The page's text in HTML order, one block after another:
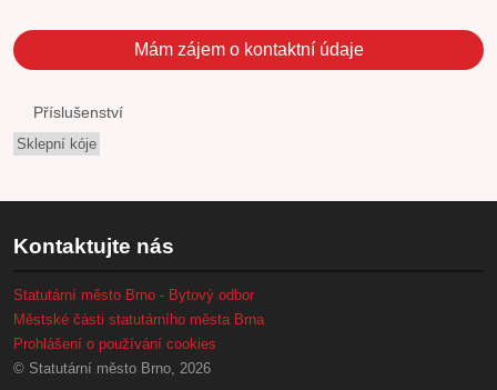
Mám zájem o kontaktní údaje
Příslušenství
Sklepní kóje
Kontaktujte nás
Statutární město Brno - Bytový odbor
Městské části statutárního města Brna
Prohlášení o používání cookies
© Statutární město Brno, 2026